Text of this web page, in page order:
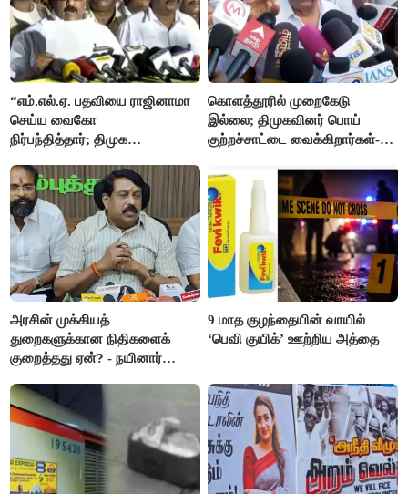
“எம்.எல்.ஏ. பதவியை ராஜினாமா
செய்ய வைகோ
நிர்பந்தித்தார்; திமுக
தொடர்கிறோம்”- மதிமுக
எம்.எல்.ஏக்கள் பரபரப்பு பேட்டி
கொளத்தூரில் முறைகேடு
இல்லை; திமுகவினர் பொய்
குற்றச்சாட்டை வைக்கிறார்கள்-
அரசின் முக்கியத்
துறைகளுக்கான நிதிகளைக்
குறைத்தது ஏன்? - நயினார்
9 மாத குழந்தையின் வாயில்
‘பெவி குயிக்’ ஊற்றிய அத்தை